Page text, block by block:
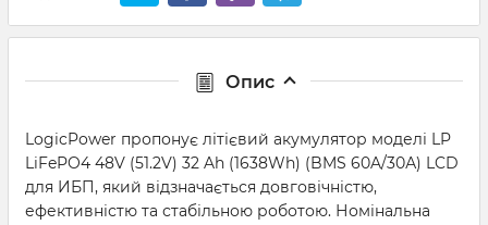
Опис
LogicPower пропонує літієвий акумулятор моделі LP
LiFePO4 48V (51.2V) 32 Ah (1638Wh) (BMS 60A/30А) LCD
для ИБП, який відзначається довговічністю,
ефективністю та стабільною роботою. Номінальна